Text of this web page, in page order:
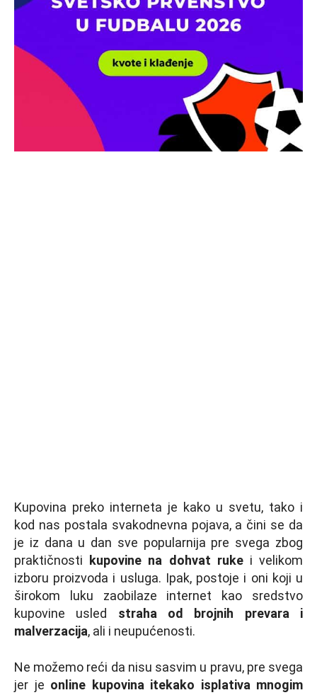
Kupovina preko interneta je kako u svetu, tako i
kod nas postala svakodnevna pojava, a čini se da
je iz dana u dan sve popularnija pre svega zbog
praktičnosti kupovine na dohvat rukei velikom
izboru proizvoda i usluga. Ipak, postoje i oni koji u
širokom luku zaobilaze internet kao sredstvo
kupovine usled straha od brojnih prevara i
malverzacija, ali i neupućenosti.
Ne možemo reći da nisu sasvim u pravu, pre svega
jer je online kupovina itekako isplativa mnogim